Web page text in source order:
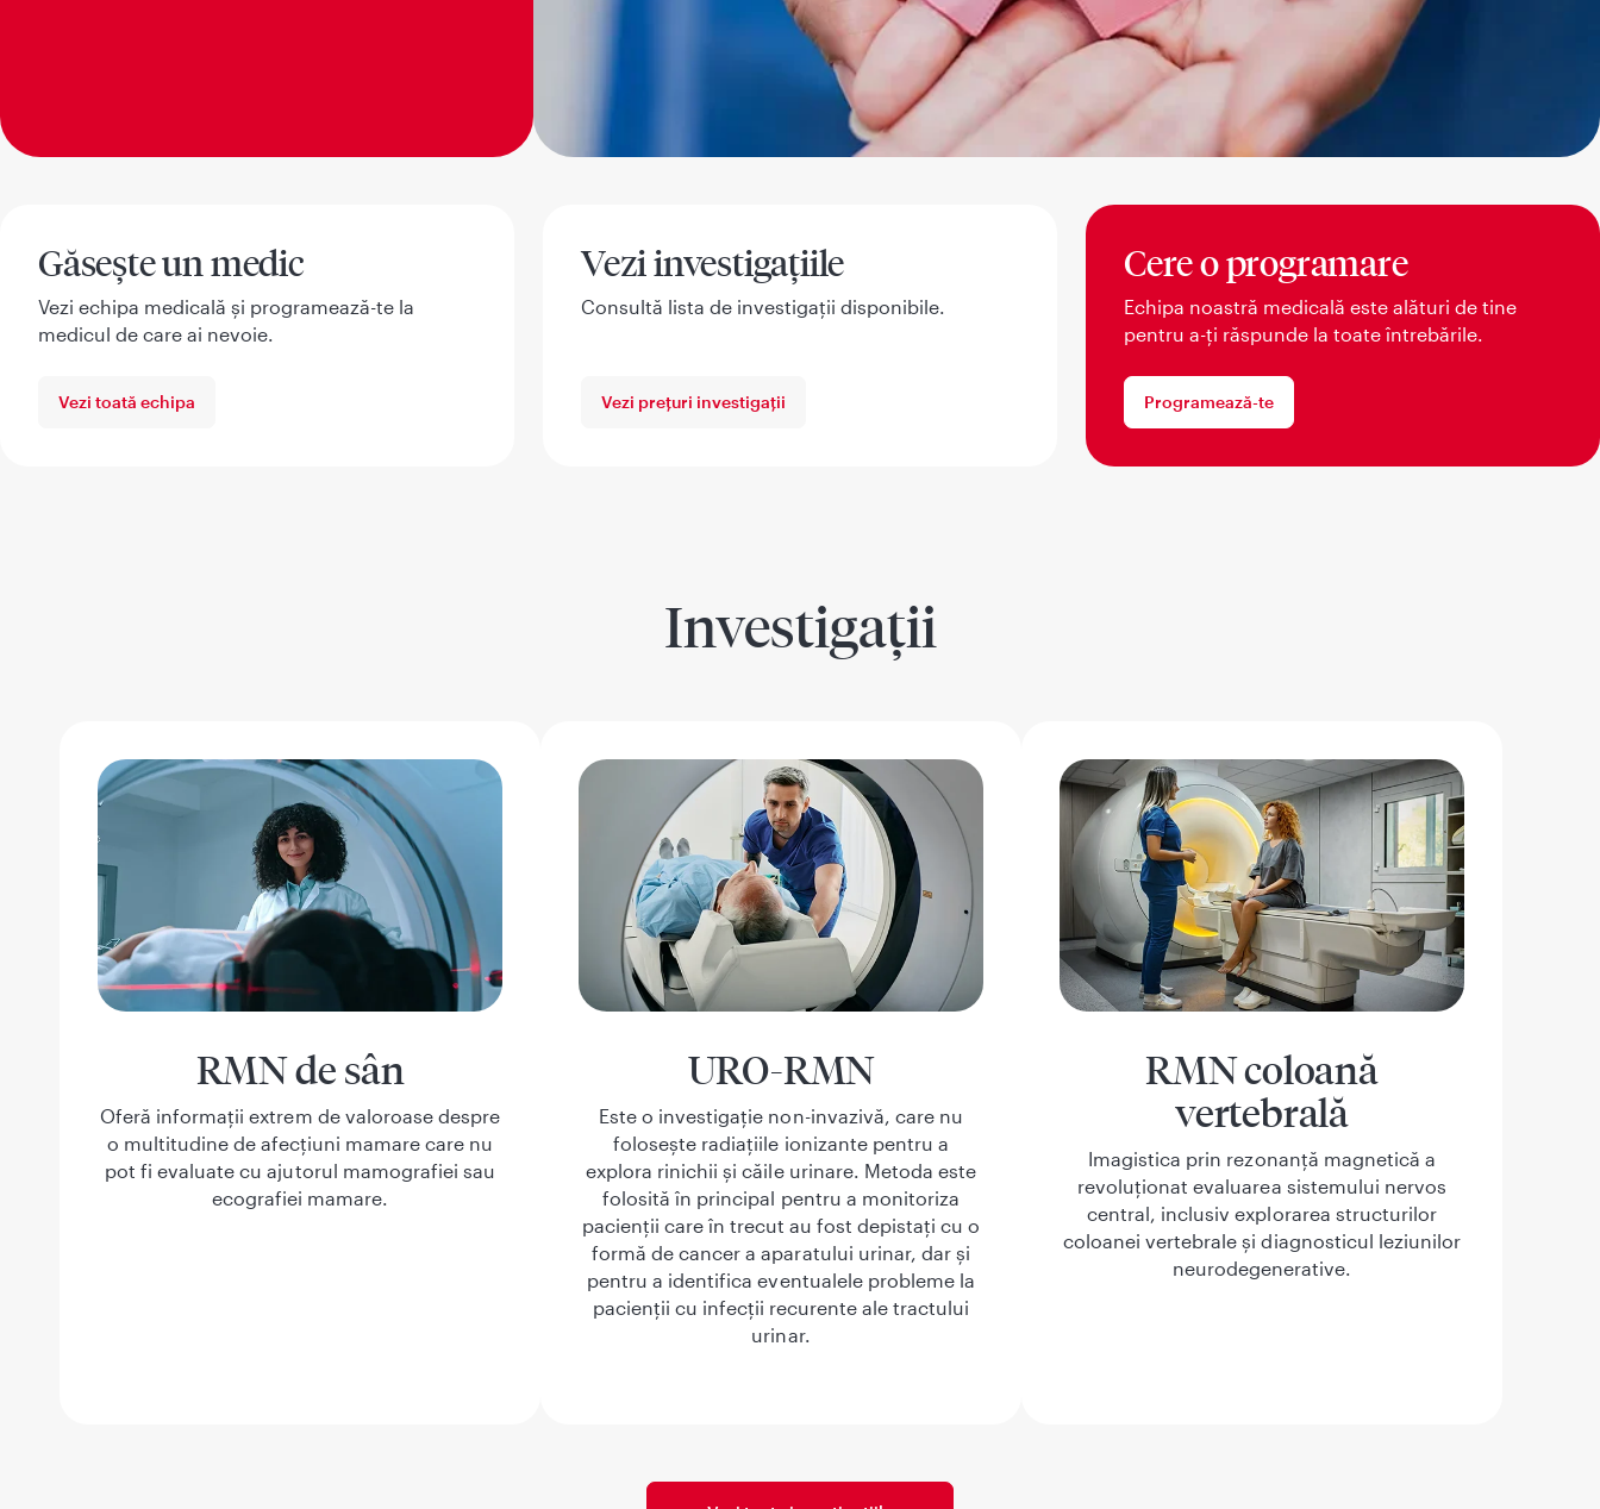
Găsește un medic
Vezi echipa medicală și programează-te la
medicul de care ai nevoie.
Vezi toată echipa
Vezi investigațiile
Consultă lista de investigații disponibile.
Vezi prețuri investigații
Cere o programare
Echipa noastră medicală este alături de tine
pentru a-ți răspunde la toate întrebările.
Programează-te
Investigații
RMN de sân
Oferă informații extrem de valoroase despre
o multitudine de afecțiuni mamare care nu
pot fi evaluate cu ajutorul mamografiei sau
ecografiei mamare.
URO-RMN
Este o investigație non-invazivă, care nu
folosește radiațiile ionizante pentru a
explora rinichii și căile urinare. Metoda este
folosită în principal pentru a monitoriza
pacienții care în trecut au fost depistați cu o
formă de cancer a aparatului urinar, dar și
pentru a identifica eventualele probleme la
pacienții cu infecții recurente ale tractului
urinar.
RMN coloană
vertebrală
Imagistica prin rezonanță magnetică a
revoluționat evaluarea sistemului nervos
central, inclusiv explorarea structurilor
coloanei vertebrale și diagnosticul leziunilor
neurodegenerative.